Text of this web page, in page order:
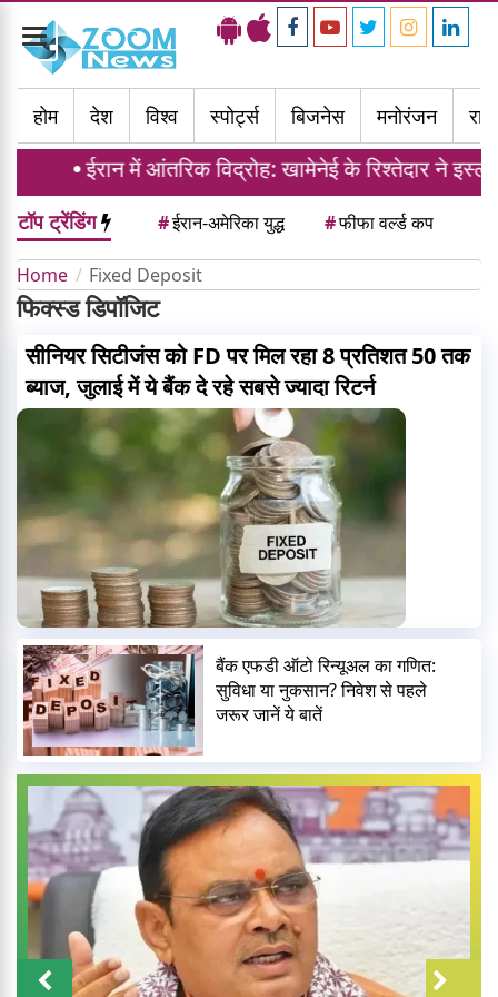
Toggle
navigation
होम
देश विश्व स्पोर्ट्स बिजनेस मनोरंजन
ईरान में आंतरिक विद्रोह: खामेनेई के रिश्तेदार ने
टॉप ट्रेंडिंग #ईरान-अमेरिका युद्ध #फीफा वर्ल्ड कप
Home Fixed Deposit
फिक्स्ड डिपॉजिट
सीनियर सिटीजंस को FD पर मिल रहा 8 प्रतिशत 50 तक
ब्याज, जुलाई में ये बैंक दे रहे सबसे ज्यादा रिटर्न
बैंक एफडी ऑटो रिन्यूअल का गणित:
सुविधा या नुकसान? निवेश से पहले
जरूर जानें ये बातें